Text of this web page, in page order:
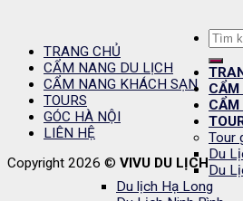
TRANG CHỦ
CẨM NANG DU LỊCH
CẨM NANG KHÁCH SẠN
TOURS
GÓC HÀ NỘI
LIÊN HỆ
Copyright 2026 © VIVU DU LỊCH
Tìm
kiếm:
CẨM
CẨM
Tour
Du
Du
Du lịch Hạ Long